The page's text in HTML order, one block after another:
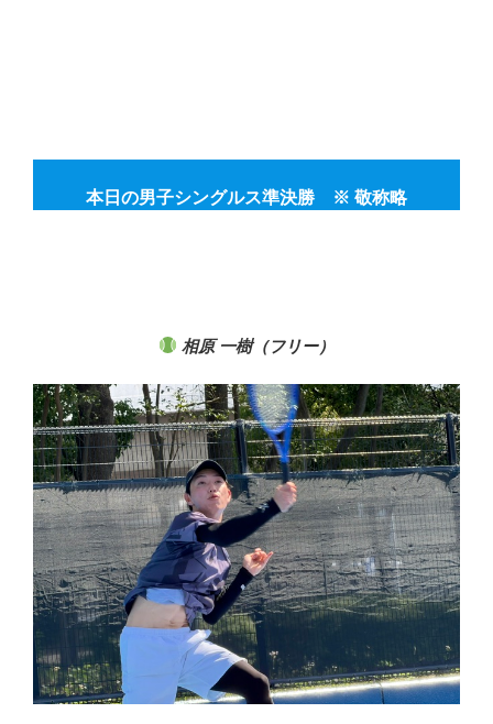
本日の男子シングルス準決勝 ※ 敬称略
相原 一樹（フリー）